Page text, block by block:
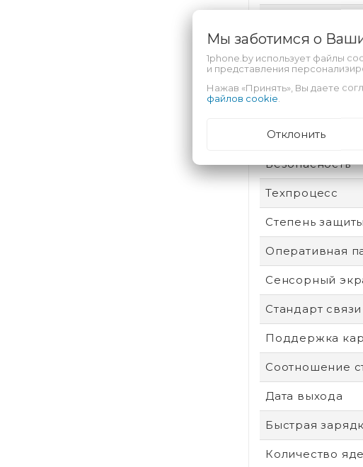
Пыле- и
Защита от
Аккумулятор
Безопасность
Техпроцесс
Степень
Оперативная
Сенсорный
Стандарт связи
Поддержка
Соотношение
Дата выхода
Быстрая
Количество
Мы заботимся о
1phone.by использует файлы
и представления
Нажав «Принять», Вы даете
файлов cookie
Отклонить